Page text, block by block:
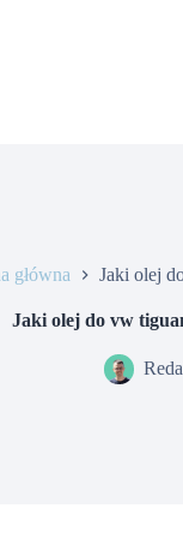
główna Jaki olej
Jaki olej do vw